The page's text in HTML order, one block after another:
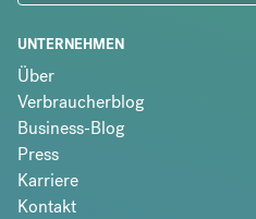
UNTERNEHMEN
Über
Verbraucherblog
Business-Blog
Press
Karriere
Kontakt